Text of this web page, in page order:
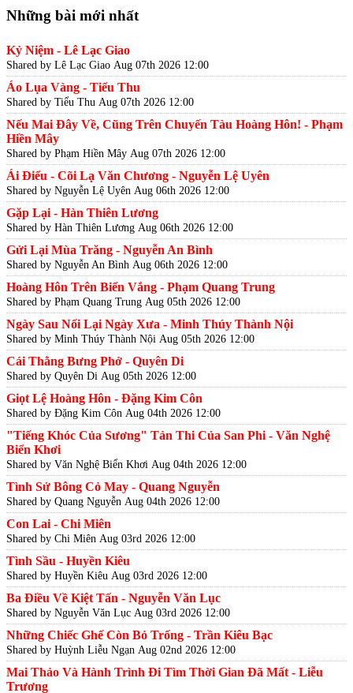
Những bài mới nhất
Kỷ Niệm - Lê Lạc Giao
Shared by Lê Lạc Giao Aug 07th 2026 12:00
Áo Lụa Vàng - Tiểu Thu
Shared by Tiểu Thu Aug 07th 2026 12:00
Nếu Mai Đây Về, Cũng Trên Chuyến Tàu Hoàng Hôn! - Phạm
Hiền Mây
Shared by Phạm Hiền Mây Aug 07th 2026 12:00
Ái Điểu - Cõi Lạ Văn Chương - Nguyễn Lệ Uyên
Shared by Nguyễn Lệ Uyên Aug 06th 2026 12:00
Gặp Lại - Hàn Thiên Lương
Shared by Hàn Thiên Lương Aug 06th 2026 12:00
Gửi Lại Mùa Trăng - Nguyễn An Bình
Shared by Nguyễn An Bình Aug 06th 2026 12:00
Hoàng Hôn Trên Biển Vắng - Phạm Quang Trung
Shared by Phạm Quang Trung Aug 05th 2026 12:00
Ngày Sau Nối Lại Ngày Xưa - Minh Thúy Thành Nội
Shared by Minh Thúy Thành Nội Aug 05th 2026 12:00
Cái Thằng Bưng Phở - Quyên Di
Shared by Quyên Di Aug 05th 2026 12:00
Giọt Lệ Hoàng Hôn - Đặng Kim Côn
Shared by Đặng Kim Côn Aug 04th 2026 12:00
"Tiếng Khóc Của Sương" Tản Thi Của San Phi - Văn Nghệ
Biển Khơi
Shared by Văn Nghệ Biển Khơi Aug 04th 2026 12:00
Tình Sử Bông Cỏ May - Quang Nguyễn
Shared by Quang Nguyễn Aug 04th 2026 12:00
Con Lai - Chi Miên
Shared by Chi Miên Aug 03rd 2026 12:00
Tình Sầu - Huyền Kiêu
Shared by Huyền Kiêu Aug 03rd 2026 12:00
Ba Điều Về Kiệt Tấn - Nguyễn Văn Lục
Shared by Nguyễn Văn Lục Aug 03rd 2026 12:00
Những Chiếc Ghế Còn Bỏ Trống - Trần Kiêu Bạc
Shared by Huỳnh Liễu Ngạn Aug 02nd 2026 12:00
Mai Thảo Và Hành Trình Đi Tìm Thời Gian Đã Mất - Liễu
Trương